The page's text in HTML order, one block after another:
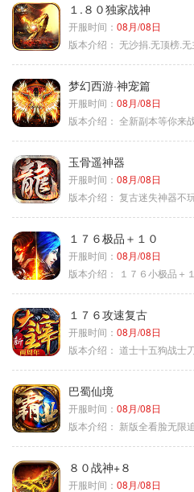
１.８０独家战神
开服时间： 08月/08日
版本介绍： 无沙捐.无顶榜.
梦幻西游·神宠篇
开服时间： 08月/08日
版本介绍： 全新副本等你来
玉骨遥神器
开服时间： 08月/08日
版本介绍： 复古迷失神器不
１７６极品＋１０
开服时间： 08月/08日
版本介绍：
１７６小极品＋
１７６攻速复古
开服时间： 08月/08日
版本介绍： 道士十五狗战士
巴蜀仙境
开服时间： 08月/08日
版本介绍： 新版全看脸无限
８０战神+８
开服时间： 08月/08日